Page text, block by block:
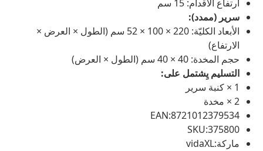
ارتفاع الأقدام: 15 سم
سرير (ممدد):
الأبعاد الكليّة: 220 × 100 × 52 سم (الطول × العرض ×
الارتفاع)
حجم المخدة: 40 × 40 سم (الطول × العرض)
التسليم يِشتمل على:
1 × كنبة سرير
2 × مخدة
EAN:8721012379534
SKU:375800
ماركة:vidaXL